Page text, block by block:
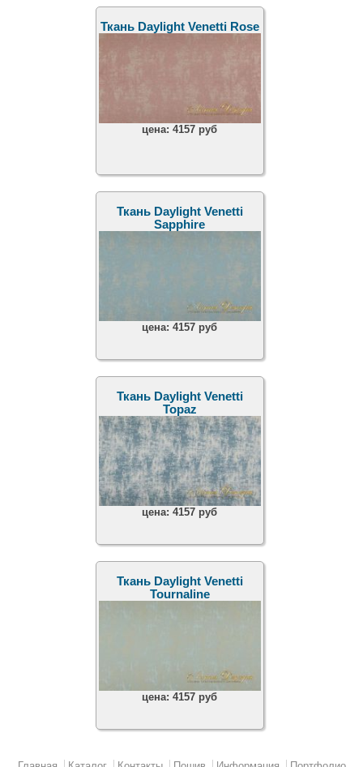
Ткань Daylight Venetti Rose
цена:4157 руб
Ткань Daylight Venetti
Sapphire
цена:4157 руб
Ткань Daylight Venetti
Topaz
цена:4157 руб
Ткань Daylight Venetti
Tournaline
цена:4157 руб